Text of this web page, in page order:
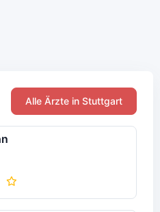
Alle Ärzte in Stuttgart